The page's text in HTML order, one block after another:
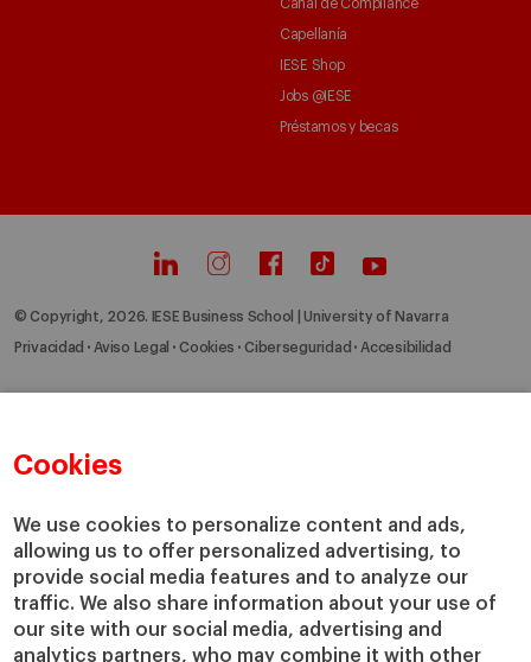
Cookies
We use cookies to personalize content and ads,
allowing us to offer personalized advertising, to
provide social media features and to analyze our
traffic. We also share information about your use of
our site with our social media, advertising and
analytics partners, who may combine it with other
Canal de Compliance
Capellanía
IESE Shop
Jobs @IESE
Préstamos y becas
© Copyright, 2026. IESE Business School | University of Navarra
Privacidad Aviso Legal Cookies Ciberseguridad Accesibilidad